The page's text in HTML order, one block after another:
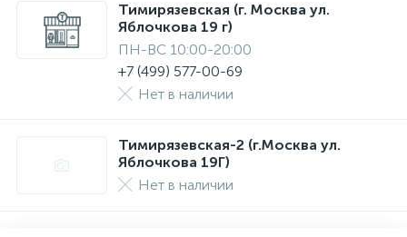
Тимирязевская (г. Москва ул.
Яблочкова 19 г)
ПН-ВС 10:00-20:00
+7 (499) 577-00-69
Нет в наличии
Тимирязевская-2 (г.Москва ул.
Яблочкова 19Г)
Нет в наличии